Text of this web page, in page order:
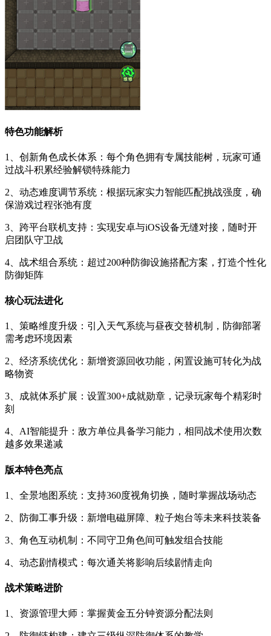
特色功能解析
1、创新角色成长体系：每个角色拥有专属技能树，玩家可通
过战斗积累经验解锁特殊能力
2、动态难度调节系统：根据玩家实力智能匹配挑战强度，确
保游戏过程张弛有度
3、跨平台联机支持：实现安卓与iOS设备无缝对接，随时开
启团队守卫战
4、战术组合系统：超过200种防御设施搭配方案，打造个性化
防御矩阵
核心玩法进化
1、策略维度升级：引入天气系统与昼夜交替机制，防御部署
需考虑环境因素
2、经济系统优化：新增资源回收功能，闲置设施可转化为战
略物资
3、成就体系扩展：设置300+成就勋章，记录玩家每个精彩时
刻
4、AI智能提升：敌方单位具备学习能力，相同战术使用次数
越多效果递减
版本特色亮点
1、全景地图系统：支持360度视角切换，随时掌握战场动态
2、防御工事升级：新增电磁屏障、粒子炮台等未来科技装备
3、角色互动机制：不同守卫角色间可触发组合技能
4、动态剧情模式：每次通关将影响后续剧情走向
战术策略进阶
1、资源管理大师：掌握黄金五分钟资源分配法则